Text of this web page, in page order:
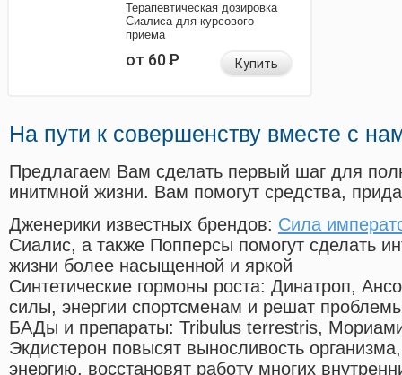
Терапевтическая дозировка
Сиалиса для курсового
приема
от 60Р Купить
На пути к совершенству вместе с
Предлагаем Вам сделать первый шаг для
инитмной жизни. Вам помогут средства,
Дженерики известных брендов: Сила
Сиалис, а также Попперсы помогут сделать
жизни более насыщенной и яркой
Синтетические гормоны роста: Динатроп,
силы, энергии спортсменам и решат
БАДы и препараты: Tribulus terrestris,
Экдистерон повысят выносливость
энергию, восстановят работу многих